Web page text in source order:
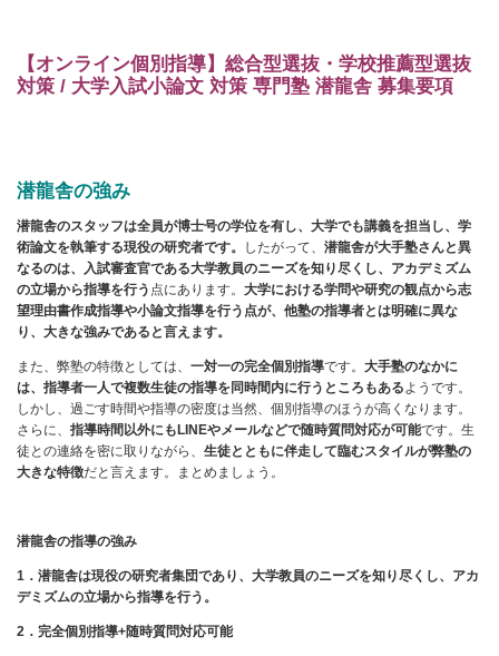
【オンライン個別指導】総合型選抜・学校推薦型選抜
対策 / 大学入試小論文 対策 専門塾 潜龍舎 募集要項
潜龍舎の強み
潜龍舎のスタッフは全員が博士号の学位を有し、大学でも講義を担当し、学
術論文を執筆する現役の研究者です。
したがって、 潜龍舎が大手塾さんと異
なるのは、入試審査官である大学教員のニーズを知り尽くし、アカデミズム
の立場から指導を行う 点にあります。 大学における学問や研究の観点から志
望理由書作成指導や小論文指導を行う点が、他塾の指導者とは明確に異な
り、大きな強みであると言えます。
また、弊塾の特徴としては、 一対一の完全個別指導です。 大手塾のなかに
は、指導者一人で複数生徒の指導を同時間内に行うところもある ようです。
しかし、過ごす時間や指導の密度は当然、個別指導のほうが高くなります。
さらに、 指導時間以外にもLINEやメールなどで随時質問対応が可能です。生
徒との連絡を密に取りながら、 生徒とともに伴走して臨むスタイルが弊塾の
大きな特徴だと言えます。まとめましょう。
潜龍舎の指導の強み
1 ．潜龍舎は現役の研究者集団であり、大学教員のニーズを知り尽くし、アカ
デミズムの立場から指導を行う。
2 ．完全個別指導+随時質問対応可能